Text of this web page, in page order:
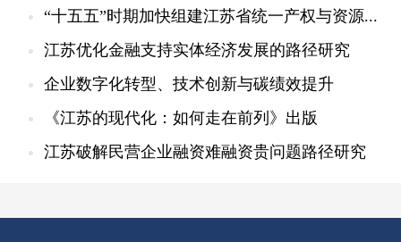
“十五五”时期加快组建江苏省统一产权与资源...
江苏优化金融支持实体经济发展的路径研究
企业数字化转型、技术创新与碳绩效提升
《江苏的现代化：如何走在前列》出版
江苏破解民营企业融资难融资贵问题路径研究